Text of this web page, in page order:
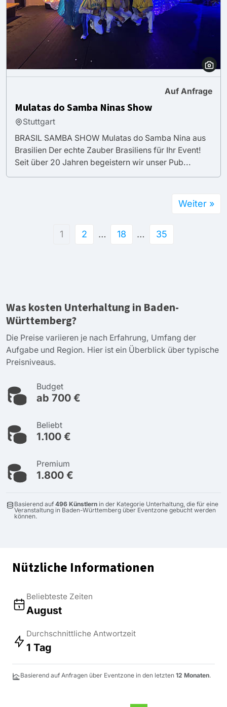
Auf Anfrage
Mulatas do Samba Ninas Show
Stuttgart
BRASIL SAMBA SHOW Mulatas do Samba Nina aus
Brasilien Der echte Zauber Brasiliens für Ihr Event!
Seit über 20 Jahren begeistern wir unser Pub...
1 2 … 18 … 35
Weiter »
Was kosten Unterhaltung in Baden-
Württemberg?
Die Preise variieren je nach Erfahrung, Umfang der
Aufgabe und Region. Hier ist ein Überblick über typische
Preisniveaus.
Budget
ab 700 €
Beliebt
1.100 €
Premium
1.800 €
Basierend auf 496 Künstlern in der Kategorie Unterhaltung, die für eine
Veranstaltung in Baden-Württemberg über Eventzone gebucht werden
können.
Nützliche Informationen
Beliebteste Zeiten
August
Durchschnittliche Antwortzeit
1 Tag
Basierend auf Anfragen über Eventzone in den letzten 12 Monaten.